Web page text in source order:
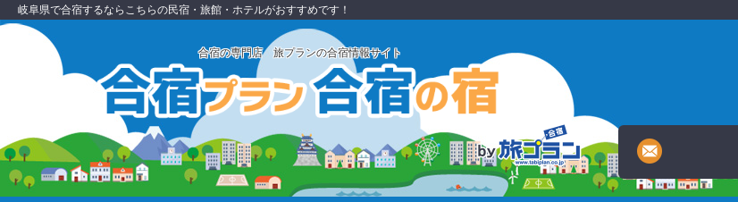
岐阜県で合宿するならこちらの民宿・旅館・ホテルがおすすめです！
合宿の専門店 旅プランの合宿情報サイト